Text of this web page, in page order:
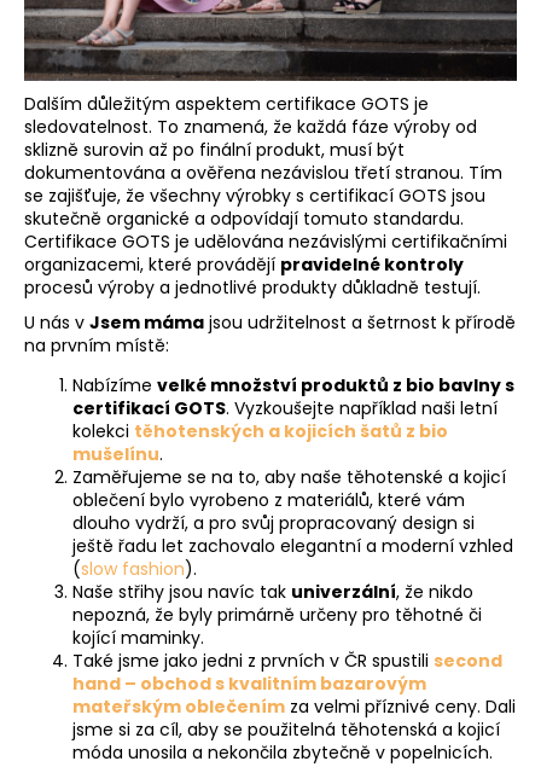
Dalším důležitým aspektem certifikace GOTS je
sledovatelnost. To znamená, že každá fáze výroby od
sklizně surovin až po finální produkt, musí být
dokumentována a ověřena nezávislou třetí stranou. Tím
se zajišťuje, že všechny výrobky s certifikací GOTS jsou
skutečně organické a odpovídají tomuto standardu.
Certifikace GOTS je udělována nezávislými certifikačními
organizacemi, které provádějí pravidelné kontroly
procesů výroby a jednotlivé produkty důkladně testují.
U nás v Jsem máma jsou udržitelnost a šetrnost k přírodě
na prvním místě:
Nabízíme velké množství produktů z bio bavlny s
certifikací GOTS. Vyzkoušejte například naši letní
kolekci těhotenských a kojicích šatů z bio
mušelínu.
Zaměřujeme se na to, aby naše těhotenské a kojicí
oblečení bylo vyrobeno z materiálů, které vám
dlouho vydrží, a pro svůj propracovaný design si
ještě řadu let zachovalo elegantní a moderní vzhled
(slow fashion).
Naše střihy jsou navíc tak univerzální, že nikdo
nepozná, že byly primárně určeny pro těhotné či
kojící maminky.
Také jsme jako jedni z prvních v ČR spustili second
hand – obchod s kvalitním bazarovým
mateřským oblečením za velmi příznivé ceny. Dali
jsme si za cíl, aby se použitelná těhotenská a kojicí
móda unosila a nekončila zbytečně v popelnicích.